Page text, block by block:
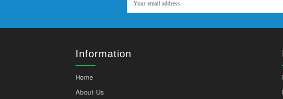
Information
Home
About Us